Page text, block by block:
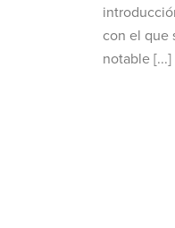
con el que
notable [...]